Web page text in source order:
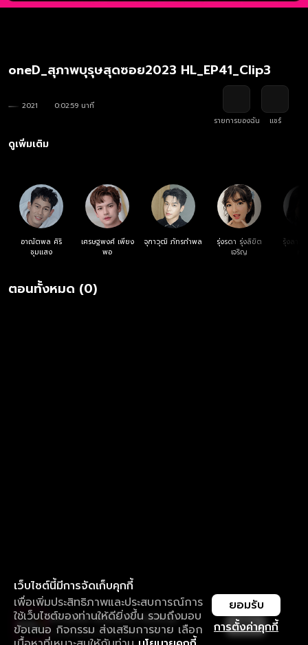
oneD_สุภาพบุรุษสุดซอย2023 HL_EP41_Clip3
2021
0:02:59 นาที
รายการของฉัน
แชร์
ดูเพิ่มเติม
อาณัตพล ศิริ
ชุมแสง
เศรษฐพงศ์ เพียง
พอ
จุฑาวุฒิ ภัทรกำพล
รุ่งรดา รุ่งลิขิต
เจริญ
รุ้งลาวั
ตอนทั้งหมด (0)
เว็บไซต์นี้มีการจัดเก็บคุกกี้
เพื่อเพิ่มประสิทธิภาพและประสบการณ์การ
ใช้เว็บไซต์ของท่านให้ดียิ่งขึ้น รวมถึงมอบ
ข้อเสนอ กิจกรรม ส่งเสริมการขาย เลือก
การตั้งค่าคุกกี้
ยอมรับ
ใช้งานแอป ลื่นไหลกว่า ไม่มีสะดุด
ดาวน์โหลดแอปเพื่อการรับชมที่ดีกว่า เปิด